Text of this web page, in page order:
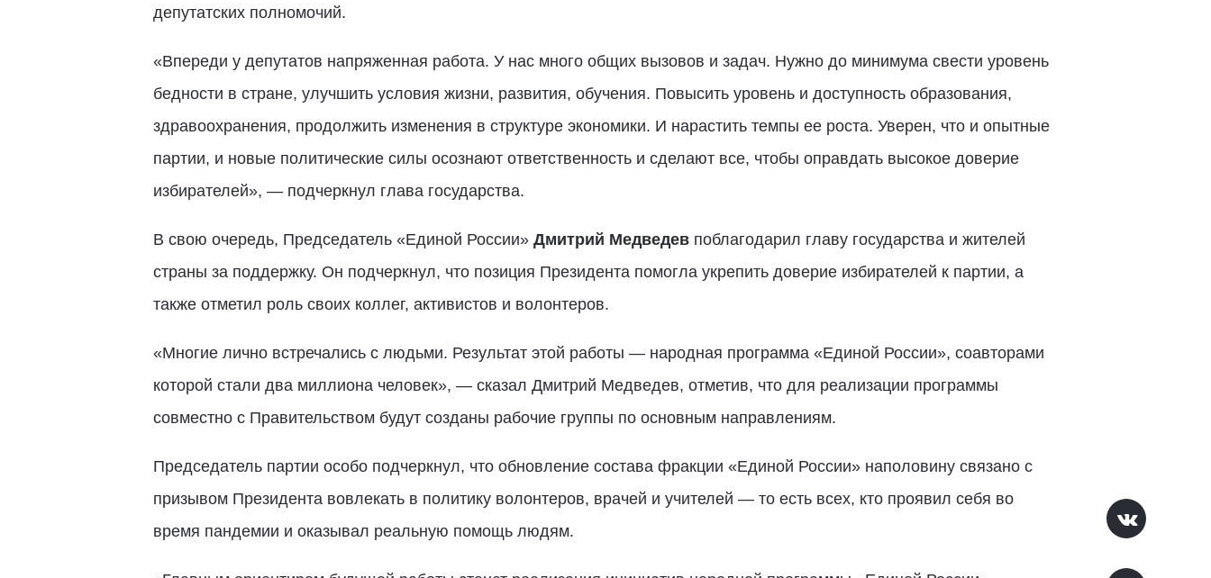
депутатских полномочий.
«Впереди у депутатов напряженная работа. У нас много общих вызовов и задач. Нужно до минимума свести уровень
бедности в стране, улучшить условия жизни, развития, обучения. Повысить уровень и доступность образования,
здравоохранения, продолжить изменения в структуре экономики. И нарастить темпы ее роста. Уверен, что и опытные
партии, и новые политические силы осознают ответственность и сделают все, чтобы оправдать высокое доверие
избирателей», — подчеркнул глава государства.
В свою очередь, Председатель «Единой России» Дмитрий Медведевпоблагодарил главу государства и жителей
страны за поддержку. Он подчеркнул, что позиция Президента помогла укрепить доверие избирателей к партии, а
также отметил роль своих коллег, активистов и волонтеров.
«Многие лично встречались с людьми. Результат этой работы — народная программа «Единой России», соавторами
которой стали два миллиона человек», — сказал Дмитрий Медведев, отметив, что для реализации программы
совместно с Правительством будут созданы рабочие группы по основным направлениям.
Председатель партии особо подчеркнул, что обновление состава фракции «Единой России» наполовину связано с
призывом Президента вовлекать в политику волонтеров, врачей и учителей — то есть всех, кто проявил себя во
время пандемии и оказывал реальную помощь людям.